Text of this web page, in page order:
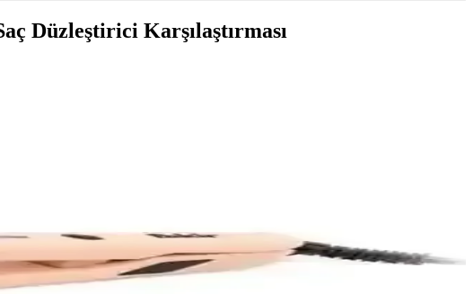
Düzleştirici Karşılaştırması